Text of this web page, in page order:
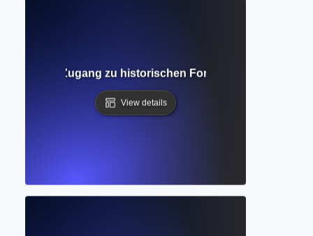
für den Zugang zu historischen Forschungen und die
View details